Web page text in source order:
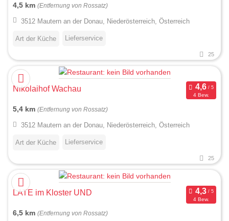
4,5 km (Entfernung von Rossatz)
3512 Mautern an der Donau, Niederösterreich, Österreich
Art der Küche Lieferservice
25
Nikolaihof Wachau
4 Bew.
5,4 km (Entfernung von Rossatz)
3512 Mautern an der Donau, Niederösterreich, Österreich
Art der Küche Lieferservice
25
LATE im Kloster UND
4 Bew.
6,5 km (Entfernung von Rossatz)